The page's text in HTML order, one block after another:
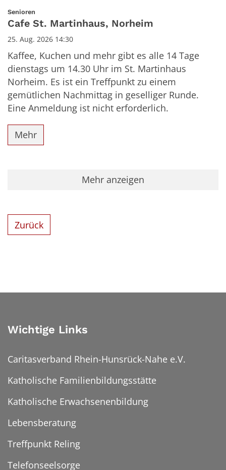
Datum: 25. August 2026
Senioren
Cafe St. Martinhaus, Norheim
25. Aug. 2026 14:30
Kaffee, Kuchen und mehr gibt es alle 14 Tage
dienstags um 14.30 Uhr im St. Martinhaus
Norheim. Es ist ein Treffpunkt zu einem
gemütlichen Nachmittag in geselliger Runde.
Eine Anmeldung ist nicht erforderlich.
Mehr
Mehr anzeigen
Zurück
Wichtige Links
Caritasverband Rhein-Hunsrück-Nahe e.V.
Katholische Familienbildungsstätte
Katholische Erwachsenenbildung
Lebensberatung
Treffpunkt Reling
Telefonseelsorge